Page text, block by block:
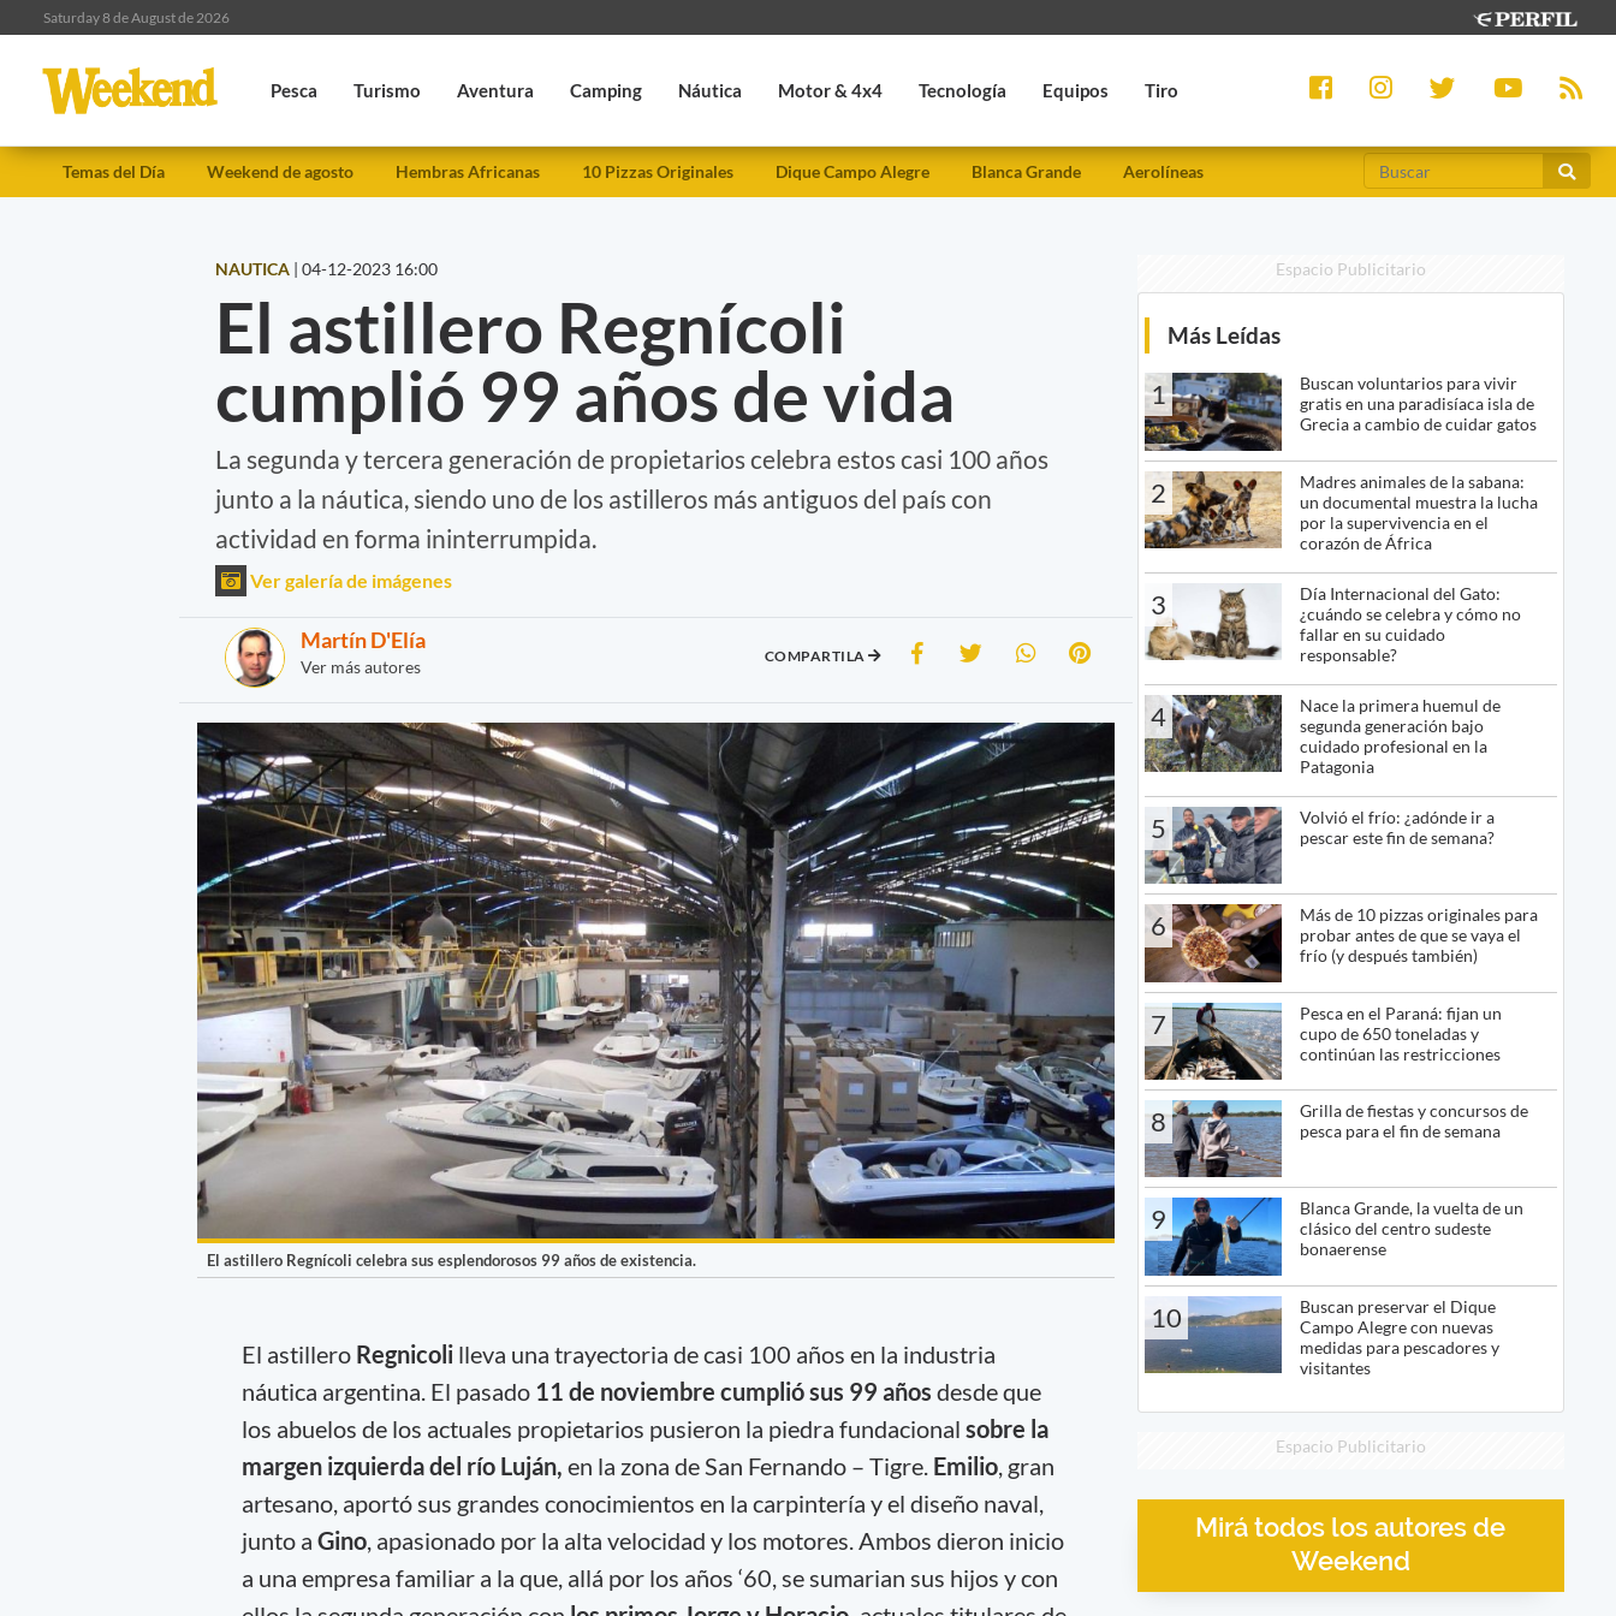
Saturday 8 de August de 2026
Pesca Turismo Aventura Camping Náutica Motor & 4x4 Tecnología Equipos Tiro
Temas del Día Weekend de agosto Hembras Africanas 10 Pizzas Originales Dique Campo Alegre Blanca Grande Aerolíneas
NAUTICA | 04-12-2023 16:00
El astillero Regnícoli
cumplió 99 años de vida
La segunda y tercera generación de propietarios celebra estos casi 100 años
junto a la náutica, siendo uno de los astilleros más antiguos del país con
actividad en forma ininterrumpida.
Ver galería de imágenes
Martín D'Elía
Ver más autores
COMPARTILA
El astillero Regnícoli celebra sus esplendorosos 99 años de existencia.
El astillero Regnicoli lleva una trayectoria de casi 100 años en la industria
náutica argentina. El pasado11 de noviembre cumplió sus 99 años desde que
los abuelos de los actuales propietarios pusieron la piedra fundacional sobre la
margen izquierda del río Luján, en la zona de San Fernando – Tigre. Emilio, gran
artesano, aportó sus grandes conocimientos en la carpintería y el diseño naval,
junto a Gino, apasionado por la alta velocidad y los motores. Ambos dieron inicio
a una empresa familiar a la que, allá por los años ‘60, se sumarian sus hijos y con
Espacio Publicitario
Más Leídas
1
Buscan voluntarios para vivir
gratis en una paradisíaca isla de
Grecia a cambio de cuidar gatos
2
Madres animales de la sabana:
un documental muestra la lucha
por la supervivencia en el
corazón de África
3
Día Internacional del Gato:
¿cuándo se celebra y cómo no
fallar en su cuidado
responsable?
4
Nace la primera huemul de
segunda generación bajo
cuidado profesional en la
Patagonia
5
Volvió el frío: ¿adónde ir a
pescar este fin de semana?
6
Más de 10 pizzas originales para
probar antes de que se vaya el
frío (y después también)
7
Pesca en el Paraná: fijan un
cupo de 650 toneladas y
continúan las restricciones
8
Grilla de fiestas y concursos de
pesca para el fin de semana
9
Blanca Grande, la vuelta de un
clásico del centro sudeste
bonaerense
10
Buscan preservar el Dique
Campo Alegre con nuevas
medidas para pescadores y
visitantes
Espacio Publicitario
Mirá todos los autores de
Weekend